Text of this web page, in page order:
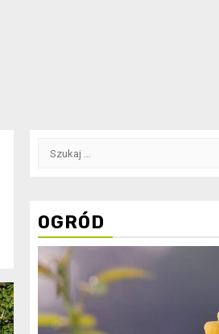
Szukaj:
OGRÓD